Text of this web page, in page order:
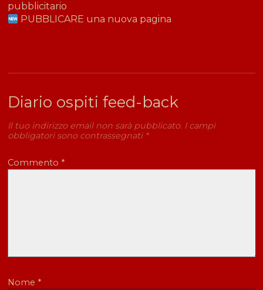
pubblicitario
PUBBLICARE una nuova pagina
Diario ospiti feed-back
Il tuo indirizzo email non sarà pubblicato. I campi
obbligatori sono contrassegnati *
Commento *
Nome *